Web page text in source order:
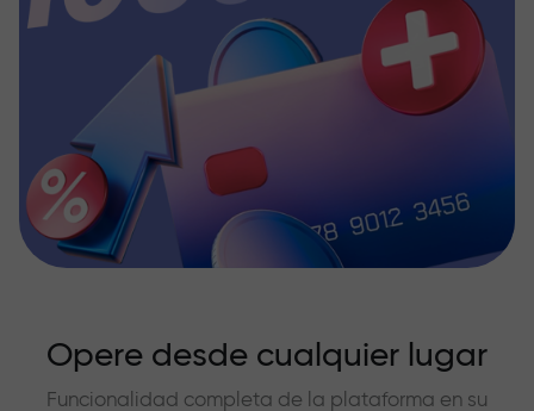
Opere desde cualquier lugar
Funcionalidad completa de la plataforma en su